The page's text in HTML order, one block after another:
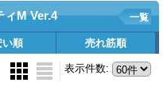
ィM Ver.4 一覧
い順 売れ筋順
表示件数: